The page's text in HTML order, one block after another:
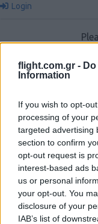
flight.com.gr -
Information
If you wish to opt-
processing of your
targeted advertising
section to confirm
opt-out request is
interest-based ads
us or personal
your opt-out. You
disclosure of your
IAB’s list of
Ροή
Login
COMMENTS